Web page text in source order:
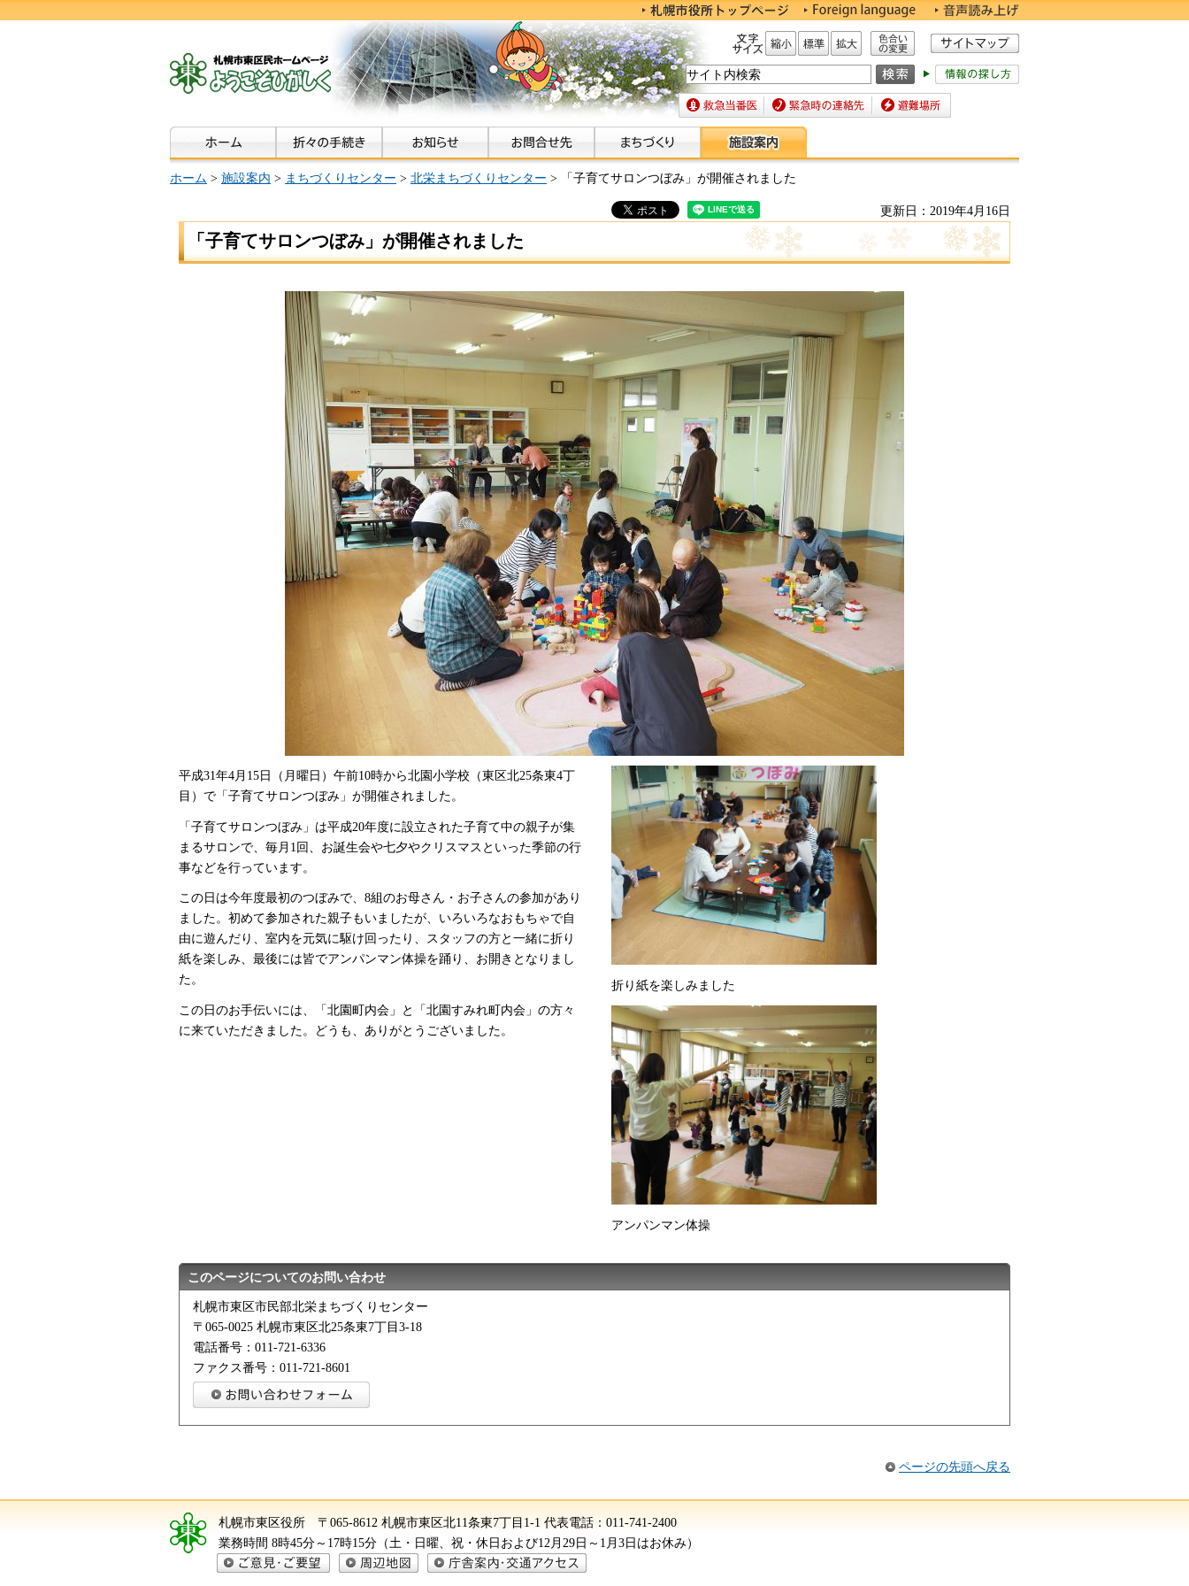
文字サイズ 縮小 標準 拡大
色合いの変更
救急当番医 緊急時の連絡先 避難場所
ホーム > 施設案内 > まちづくりセンター > 北栄まちづくりセンター > 「子育てサロンつぼみ」が開催されました
更新日：2019年4月16日
「子育てサロンつぼみ」が開催されました
平成31年4月15日（月曜日）午前10時から北園小学校（東区北25条東4丁
目）で「子育てサロンつぼみ」が開催されました。
「子育てサロンつぼみ」は平成20年度に設立された子育て中の親子が集
まるサロンで、毎月1回、お誕生会や七夕やクリスマスといった季節の行
事などを行っています。
この日は今年度最初のつぼみで、8組のお母さん・お子さんの参加があり
ました。初めて参加された親子もいましたが、いろいろなおもちゃで自
由に遊んだり、室内を元気に駆け回ったり、スタッフの方と一緒に折り
紙を楽しみ、最後には皆でアンパンマン体操を踊り、お開きとなりまし
た。
この日のお手伝いには、「北園町内会」と「北園すみれ町内会」の方々
に来ていただきました。どうも、ありがとうございました。
折り紙を楽しみました
アンパンマン体操
このページについてのお問い合わせ
札幌市東区市民部北栄まちづくりセンター
〒065-0025 札幌市東区北25条東7丁目3-18
電話番号：011-721-6336
ファクス番号：011-721-8601
ページの先頭へ戻る
札幌市東区役所 〒065-8612 札幌市東区北11条東7丁目1-1 代表電話： 011-741-2400
業務時間 8時45分～17時15分（土・日曜、祝・休日および12月29日～1月3日はお休み）
ご意見・ご要望
周辺地図 庁舎案内・交通アクセス